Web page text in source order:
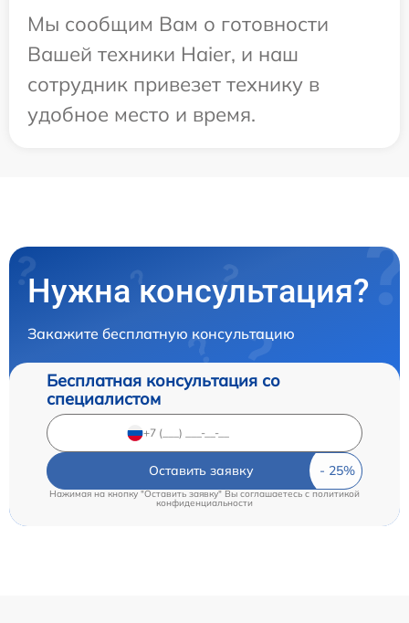
Мы сообщим Вам о готовности
Вашей техники Haier, и наш
сотрудник привезет технику в
удобное место и время.
Нужна консультация?
Закажите бесплатную консультацию
Бесплатная консультация со
специалистом
Оставить заявку
Нажимая на кнопку "Оставить заявку" Вы соглашаетесь cполитикой
конфиденциальности